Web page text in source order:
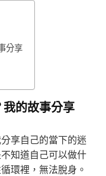
分享
的故事分享
享自己的當下的迷
知道自己可以做什
環裡，無法脫身。